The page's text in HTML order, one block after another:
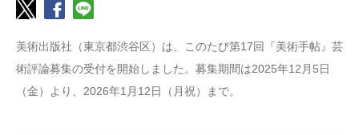
美術出版社（東京都渋谷区）は、このたび第17回『美術手帖』芸
術評論募集の受付を開始しました。募集期間は2025年12月5日
（金）より、2026年1月12日（月祝）まで。